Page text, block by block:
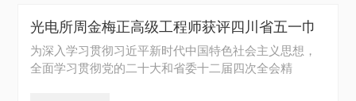
光电所周金梅正高级工程师获评四川省五一巾
帼标兵
为深入学习贯彻习近平新时代中国特色社会主义思想，
全面学习贯彻党的二十大和省委十二届四次全会精